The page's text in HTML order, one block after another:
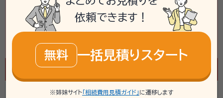
河野威司法書士事務所
依頼できます！
無料 一括見積りスタート
※姉妹サイト 「相続費用見積ガイド」 に遷移します